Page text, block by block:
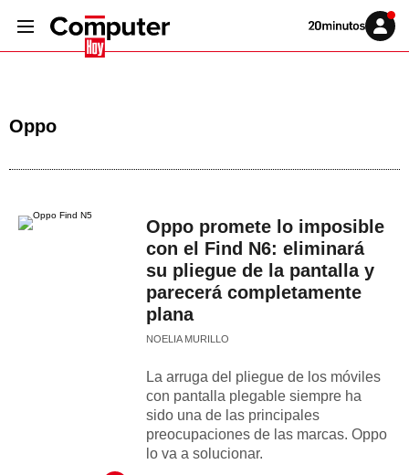
Volver
Iniciar
sesión
Oppo
Oppo promete lo imposible
con el Find N6: eliminará
su pliegue de la pantalla y
parecerá completamente
plana
NOELIA MURILLO
La arruga del pliegue de los móviles
con pantalla plegable siempre ha
sido una de las principales
preocupaciones de las marcas. Oppo
lo va a solucionar.